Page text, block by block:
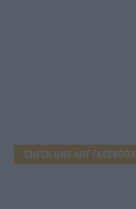
CHECK UNS AUF FACEBOOK